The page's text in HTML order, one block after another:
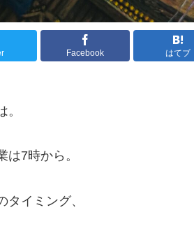
Facebook はてブ
。
は7時から。
タイミング、